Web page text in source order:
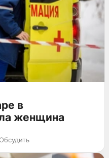
в
женщина